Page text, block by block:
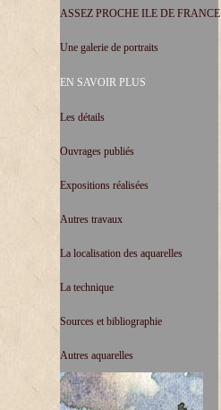
ASSEZ PROCHE ILE DE FRANCE
Une galerie de portraits
EN SAVOIR PLUS
Les détails
Ouvrages publiés
Expositions réalisées
Autres travaux
La localisation des aquarelles
La technique
Sources et bibliographie
Autres aquarelles